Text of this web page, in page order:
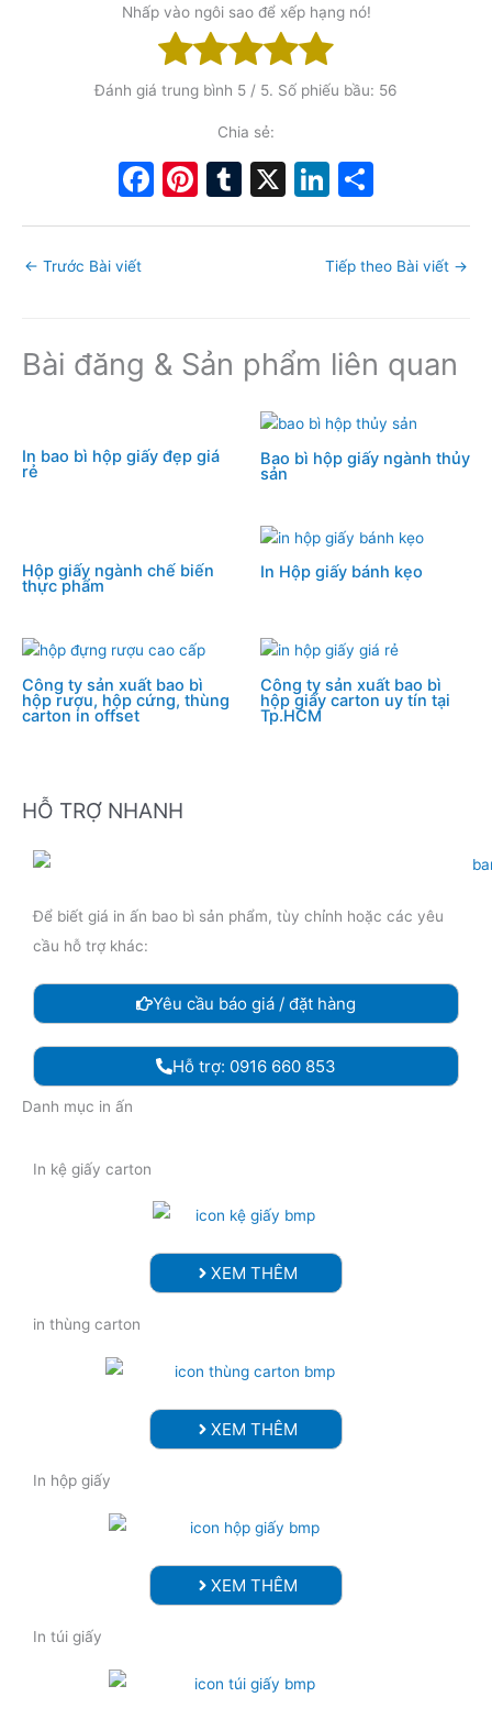
Nhấp vào ngôi sao để xếp hạng nó!
Đánh giá trung bình 5 / 5. Số phiếu bầu: 56
Chia sẻ:
F
a
o
o
Pi
nt
T
u
X Li
n
k
e
n
h
ar
e
← Trước Bài viết Tiếp theo Bài viết →
Bài đăng & Sản phẩm liên quan
In bao bì hộp giấy đẹp giá
rẻ
Bao bì hộp giấy ngành thủy
sản
Hộp giấy ngành chế biến
thực phẩm
In Hộp giấy bánh kẹo
Công ty sản xuất bao bì
hộp rượu, hộp cứng, thùng
carton in offset
Công ty sản xuất bao bì
hộp giấy carton uy tín tại
Tp.HCM
HỖ TRỢ NHANH
Để biết giá in ấn bao bì sản phẩm, tùy chỉnh hoặc các yêu
cầu hỗ trợ khác:
Yêu cầu báo giá / đặt hàng
Hỗ trợ: 0916 660 853
Danh mục in ấn
In kệ giấy carton
XEM THÊM
in thùng carton
XEM THÊM
In hộp giấy
XEM THÊM
In túi giấy